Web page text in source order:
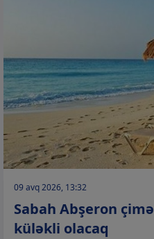
09 avq 2026, 13:32
Sabah Abşeron
küləkli olacaq